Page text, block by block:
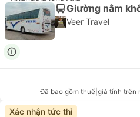
Giường nằm
Veer Travel
Đã bao gồm thuế giá tính trên
Xác nhận tức thì